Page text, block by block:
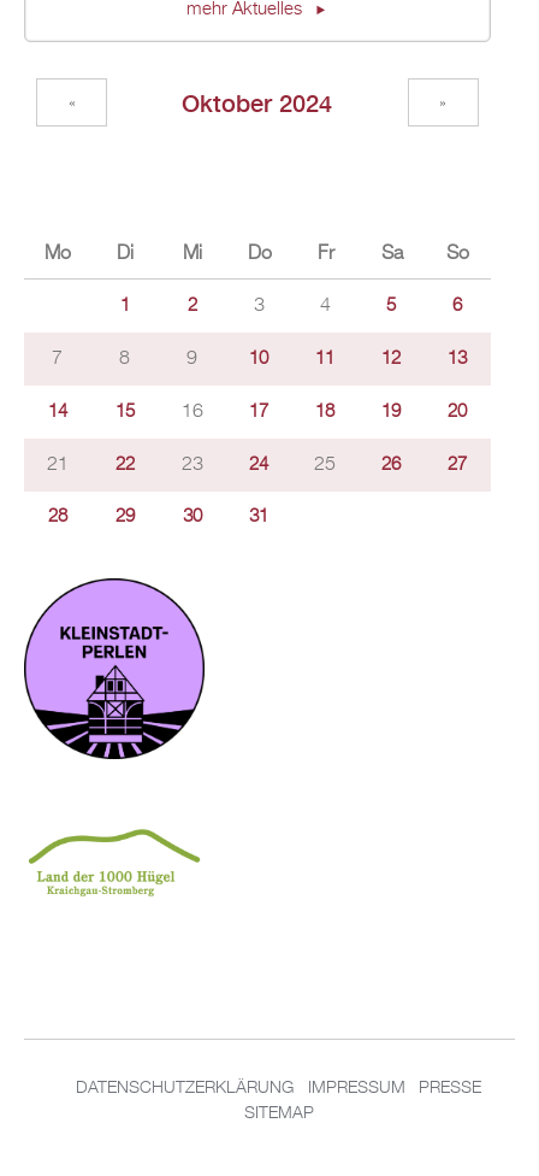
mehr Aktuelles
Oktober 2024
« »
Mo Di Mi Do Fr Sa So
1 2 3 4 5 6
7 8 9 10 11 12 13
14 15 16 17 18 19 20
21 22 23 24 25 26 27
28 29 30 31
DATENSCHUTZERKLÄRUNG IMPRESSUM
PRESSE
SITEMAP